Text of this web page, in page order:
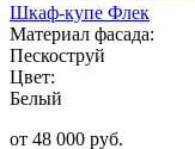
Шкаф-купе Флек
Материал фасада:
Пескоструй
Цвет:
Белый
от 48 000 руб.